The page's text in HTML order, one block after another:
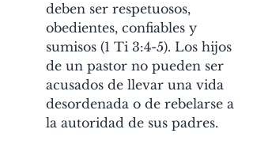
deben ser respetuosos,
obedientes, confiables y
sumisos (1 Ti 3:4-5). Los hijos
de un pastor no pueden ser
acusados de llevar una vida
desordenada o de rebelarse a
la autoridad de sus padres.